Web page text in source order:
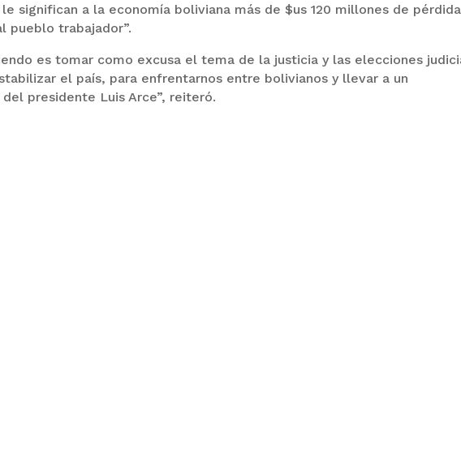
significan a la economía boliviana más de $us 120 millones de
pueblo trabajador”.
es tomar como excusa el tema de la justicia y las elecciones
el país, para enfrentarnos entre bolivianos y llevar a un
presidente Luis Arce”, reiteró.